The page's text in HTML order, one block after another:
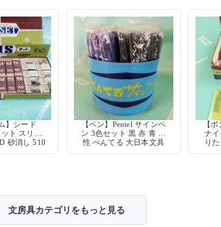
】シード
ト スリー
砂消し 510
【ペン】Pentel サインペ
ン 3色セット 黒 赤 青 水
性 ぺんてる 大日本文具
【
ナ
り
文房具カテゴリをもっと見る